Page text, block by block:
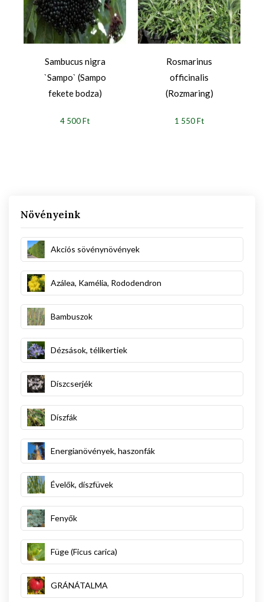
Növényeink
Akciós sövénynövények
Azálea, Kamélia, Rododendron
Bambuszok
Dézsások, télikertiek
Díszcserjék
Díszfák
Energianövények, haszonfák
Évelők, díszfüvek
Fenyők
Füge (Ficus carica)
GRÁNÁTALMA
Sambucus nigra
`Sampo` (Sampo
fekete bodza)
4 500 Ft
Rosmarinus
officinalis
(Rozmaring)
1 550 Ft